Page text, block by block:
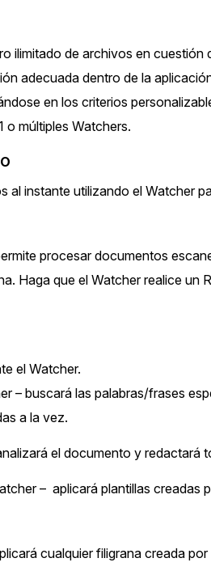
números de
más de miles
el trabajo
de videos,
redactando
las funciones
imágenes de IA
de 50
Servicios
Medios de
Centros
La Venta
TI y
ilimitado de archivos en
adecuada dentro de la
en los criterios
o múltiples Watchers.
al instante utilizando el Watcher
procesar documentos
Haga que el Watcher realice un
el Watcher.
– buscará las palabras/frases
a la vez.
el documento y
– aplicará plantillas creadas
cualquier filigrana creada